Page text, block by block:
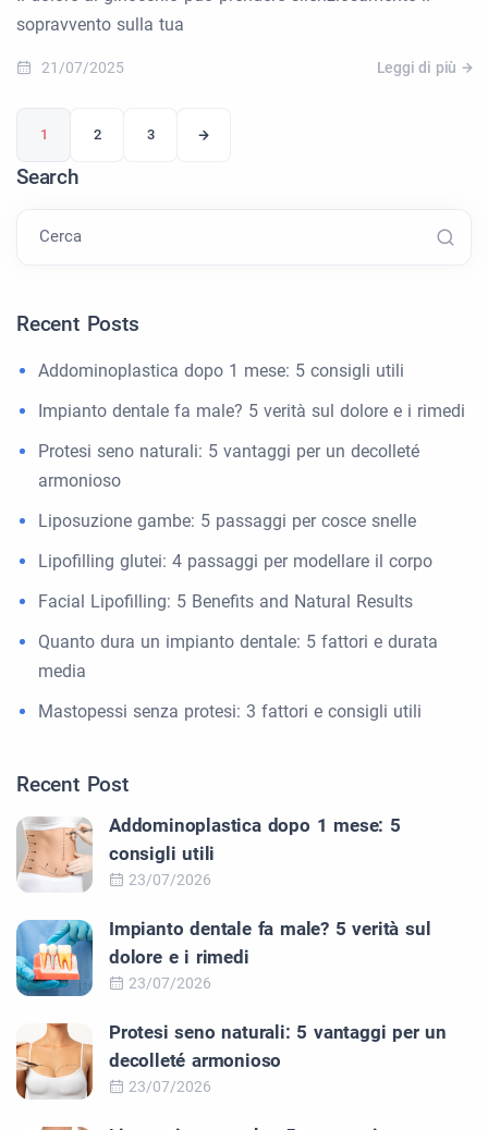
sopravvento sulla tua
21/07/2025 Leggi di più
1 2 3
Search
Cerca
Recent Posts
Addominoplastica dopo 1 mese: 5 consigli utili
Impianto dentale fa male? 5 verità sul dolore e i rimedi
Protesi seno naturali: 5 vantaggi per un decolleté
armonioso
Liposuzione gambe: 5 passaggi per cosce snelle
Lipofilling glutei: 4 passaggi per modellare il corpo
Facial Lipofilling: 5 Benefits and Natural Results
Quanto dura un impianto dentale: 5 fattori e durata
media
Mastopessi senza protesi: 3 fattori e consigli utili
Recent Post
Addominoplastica dopo 1 mese: 5
consigli utili
23/07/2026
Impianto dentale fa male? 5 verità sul
dolore e i rimedi
23/07/2026
Protesi seno naturali: 5 vantaggi per un
decolleté armonioso
23/07/2026